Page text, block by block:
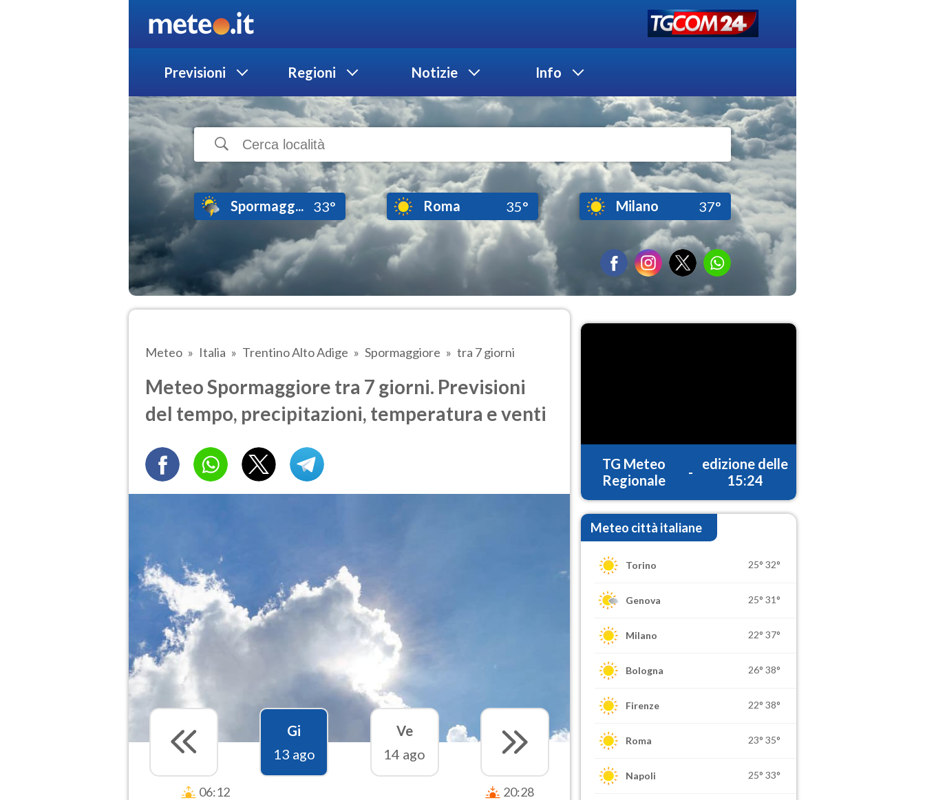
Previsioni Regioni Notizie Info
Spormagg... 33° Roma 35° Milano 37°
Meteo Italia Trentino Alto Adige Spormaggiore tra 7 giorni
Meteo Spormaggiore tra 7 giorni. Previsioni
del tempo, precipitazioni, temperatura e venti
Gi
13 ago
Ve
14 ago
06:12 20:28
TG Meteo
Regionale
-
edizione delle
15:24
Meteo città italiane
Torino 25° 32°
Genova 25° 31°
Milano 22° 37°
Bologna 26° 38°
Firenze 22° 38°
Roma 23° 35°
Napoli 25° 33°